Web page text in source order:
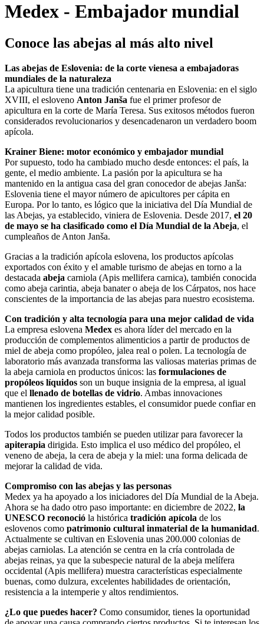
Medex - Embajador mundial
Conoce las abejas al más alto nivel
Las abejas de Eslovenia: de la corte vienesa a embajadoras
mundiales de la naturaleza
La apicultura tiene una tradición centenaria en Eslovenia: en el siglo
XVIII, el esloveno Anton Janša fue el primer profesor de
apicultura en la corte de María Teresa. Sus exitosos métodos fueron
considerados revolucionarios y desencadenaron un verdadero boom
apícola.
Krainer Biene: motor económico y embajador mundial
Por supuesto, todo ha cambiado mucho desde entonces: el país, la
gente, el medio ambiente. La pasión por la apicultura se ha
mantenido en la antigua casa del gran conocedor de abejas Janša:
Eslovenia tiene el mayor número de apicultores per cápita en
Europa. Por lo tanto, es lógico que la iniciativa del Día Mundial de
las Abejas, ya establecido, viniera de Eslovenia. Desde 2017, el 20
de mayo se ha clasificado como el Día Mundial de la Abeja, el
cumpleaños de Anton Janša.
Gracias a la tradición apícola eslovena, los productos apícolas
exportados con éxito y el amable turismo de abejas en torno a la
destacada abeja carniola (Apis mellifera carnica), también conocida
como abeja carintia, abeja banater o abeja de los Cárpatos, nos hace
conscientes de la importancia de las abejas para nuestro ecosistema.
Con tradición y alta tecnología para una mejor calidad de vida
La empresa eslovena Medex es ahora líder del mercado en la
producción de complementos alimenticios a partir de productos de
miel de abeja como propóleo, jalea real o polen. La tecnología de
laboratorio más avanzada transforma las valiosas materias primas de
la abeja carniola en productos únicos: las formulaciones de
propóleos líquidos son un buque insignia de la empresa, al igual
que el llenado de botellas de vidrio. Ambas innovaciones
mantienen los ingredientes estables, el consumidor puede confiar en
la mejor calidad posible.
Todos los productos también se pueden utilizar para favorecer la
apiterapia dirigida. Esto implica el uso médico del propóleo, el
veneno de abeja, la cera de abeja y la miel: una forma delicada de
mejorar la calidad de vida.
Compromiso con las abejas y las personas
Medex ya ha apoyado a los iniciadores del Día Mundial de la Abeja.
Ahora se ha dado otro paso importante: en diciembre de 2022, la
UNESCO reconoció la histórica tradición apícola de los
eslovenos como patrimonio cultural inmaterial de la humanidad.
Actualmente se cultivan en Eslovenia unas 200.000 colonias de
abejas carniolas. La atención se centra en la cría controlada de
abejas reinas, ya que la subespecie natural de la abeja melífera
occidental (Apis mellifera) muestra características especialmente
buenas, como dulzura, excelentes habilidades de orientación,
resistencia a la intemperie y altos rendimientos.
¿Lo que puedes hacer? Como consumidor, tienes la oportunidad